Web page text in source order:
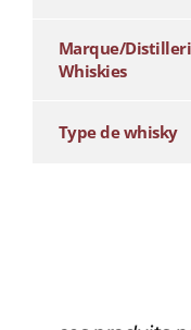
Marque/
Whiskies
Type de whisky